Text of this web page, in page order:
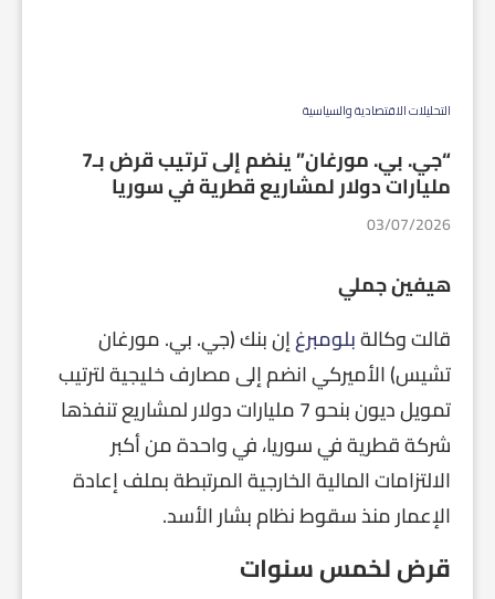
التحليلات الاقتصادية والسياسية
“جي. بي. مورغان” ينضم إلى ترتيب قرض بـ7
مليارات دولار لمشاريع قطرية في سوريا
03/07/2026
هيفين جملي
قالت وكالةبلومبرغإن بنك (جي. بي. مورغان
تشيس) الأميركي انضم إلى مصارف خليجية لترتيب
تمويل ديون بنحو 7 مليارات دولار لمشاريع تنفذها
شركة قطرية في سوريا، في واحدة من أكبر
الالتزامات المالية الخارجية المرتبطة بملف إعادة
الإعمار منذ سقوط نظام بشار الأسد.
قرض لخمس سنوات